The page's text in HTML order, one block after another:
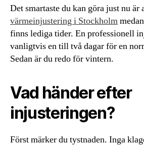
Det smartaste du kan göra just nu är
värmeinjustering i Stockholm
finns lediga tider. En professionell
vanligtvis en till två dagar för en
Sedan är du redo för vintern.
Vad händer efter
injusteringen?
Först märker du tystnaden. Inga